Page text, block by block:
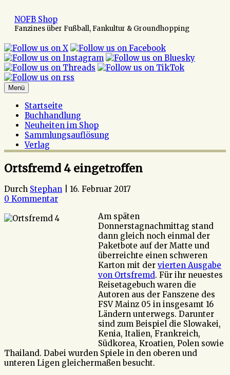
Inhalt
springen
NOFB Shop
Fanzines über Fußball, Fankultur & Groundhopping
Menü
Startseite
Buchhandlung
Neuheiten im Shop
Sammlungsauflösung
Verlag
Ortsfremd 4 eingetroffen
Durch Stephan
16. Februar 2017
0 Kommentar
Am späten
Donnerstagnachmittag stand
dann gleich noch einmal der
Paketbote auf der Matte und
überreichte einen schweren
Karton mit der vierten Ausgabe
von Ortsfremd. Für ihr neuestes
Reisetagebuch waren die
Autoren aus der Fanszene des
FSV Mainz 05 in insgesamt 16
Ländern unterwegs. Darunter
sind zum Beispiel die Slowakei,
Kenia, Italien, Frankreich,
Südkorea, Kroatien, Polen sowie
Thailand. Dabei wurden Spiele in den oberen und
unteren Ligen gleichermaßen besucht.